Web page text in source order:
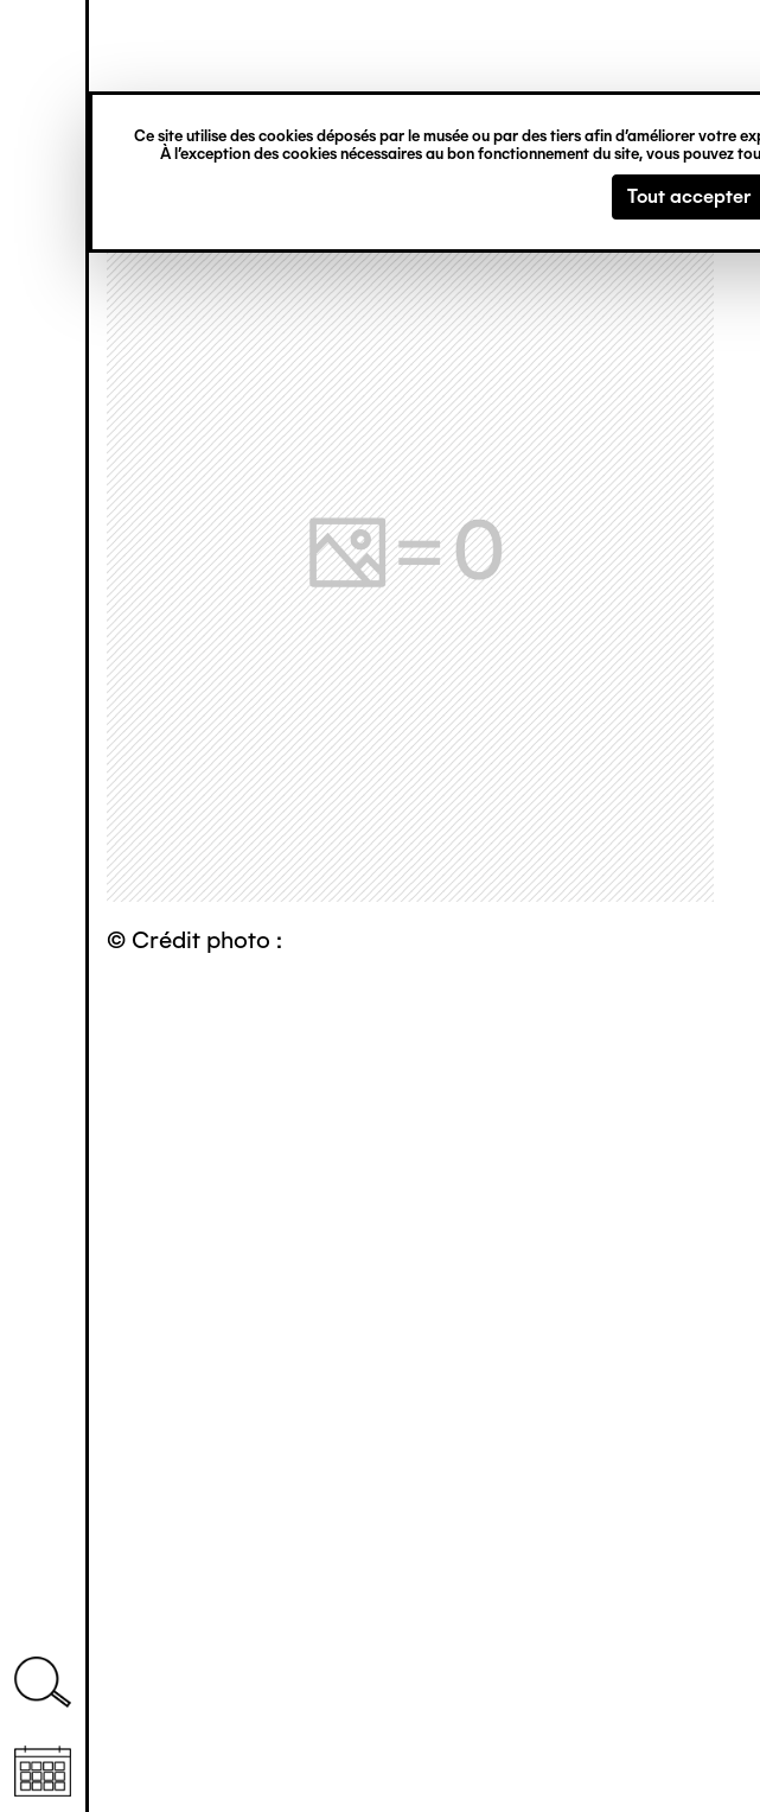
Ce site utilise des cookies déposés par le musée ou par des tiers afin d’améliorer votre
À l’exception des cookies nécessaires au bon fonctionnement du site, vous pouvez
Tout accepter
principal
verticale
© Crédit photo :